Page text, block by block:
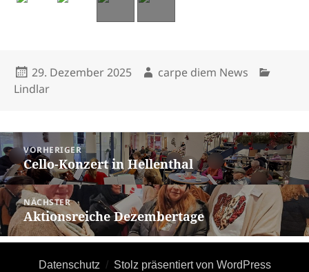
Veröffentlicht
29. Dezember 2025 Autor
carpe diem News
Lindlar
Beitragsnavigation
VORHERIGER
Vorheriger
Beitrag:
Cello-Konzert in Hellenthal
NÄCHSTER
Nächster
Beitrag:
Aktionsreiche Dezembertage
Datenschutz Stolz präsentiert von WordPress